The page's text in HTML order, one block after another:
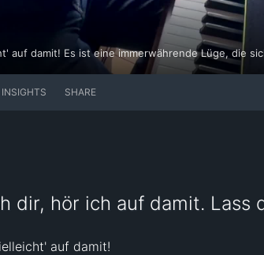
INSIGHTS SHARE
dir, hör ich auf damit. Lass
auf damit!